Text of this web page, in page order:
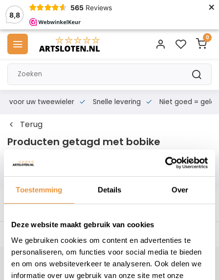
Toestemming Details Over
Deze website maakt gebruik van cookies
We gebruiken cookies om content en advertenties te
personaliseren, om functies voor social media te bieden
en om ons websiteverkeer te analyseren. Ook delen we
informatie over uw gebruik van onze site met onze
8,8
565 Reviews ×
0
voor uw tweewieler Snelle levering Niet goed = geld
Terug
Producten getagd met bobike
Filters
Klantenservice